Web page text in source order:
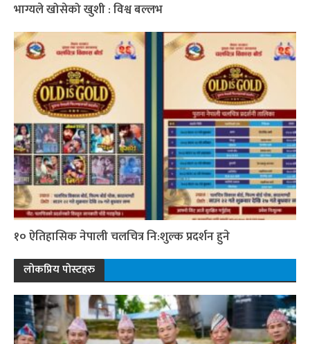
भाग्यले खोसेको खुशी : विश्व बल्लभ
१० ऐतिहासिक नेपाली चलचित्र नि:शुल्क प्रदर्शन हुने
लोकप्रिय पोस्टहरु